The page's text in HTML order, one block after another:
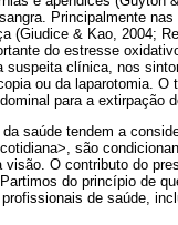
Principalmente
(Giudice & Kao, 2004;
do estresse
suspeita clínica, nos
ou da laparotomia.
para a extirpação
saúde tendem a
são
O contributo do
do princípio de
de saúde,